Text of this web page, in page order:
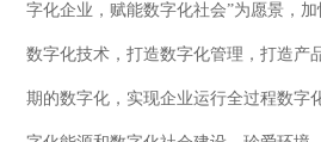
字化企业，赋能数字化社会”为愿景，
数字化技术，打造数字化管理，打造产
期的数字化，实现企业运行全过程数字